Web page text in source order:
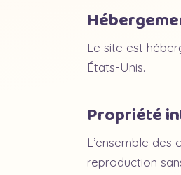
Le site est
États-Unis.
Propriété
L’ensemble
reproduction